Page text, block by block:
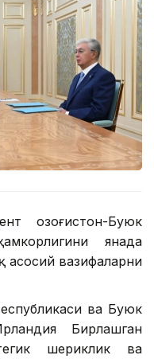
Қозоғистон-Буюк
янада
асосий вазифаларни
ва Буюк
Бирлашган
шериклик ва